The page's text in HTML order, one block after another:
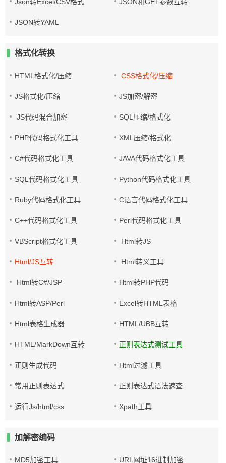
JSON转YAML
格式化转换
HTML格式化/压缩 CSS格式化/压缩
JS格式化/压缩 JS加密/解密
JS代码混合加密 SQL压缩/格式化
PHP代码格式化工具 XML压缩/格式化
C#代码格式化工具 JAVA代码格式化工具
SQL代码格式化工具 Python代码格式化工具
Ruby代码格式化工具 C语言代码格式化工具
C++代码格式化工具 Perl代码格式化工具
VBScript格式化工具 Html转JS
Html/JS互转 Html转义工具
Html转C#/JSP Html转PHP代码
Html转ASP/Perl Excel转HTML表格
Html表格生成器 HTML/UBB互转
HTML/MarkDown互转 正则表达式测试工具
正则生成代码 Html过滤工具
常用正则表达式 正则表达式语法速查
运行Js/html/css Xpath工具
加解密编码
MD5加密工具 URL网址16进制加密